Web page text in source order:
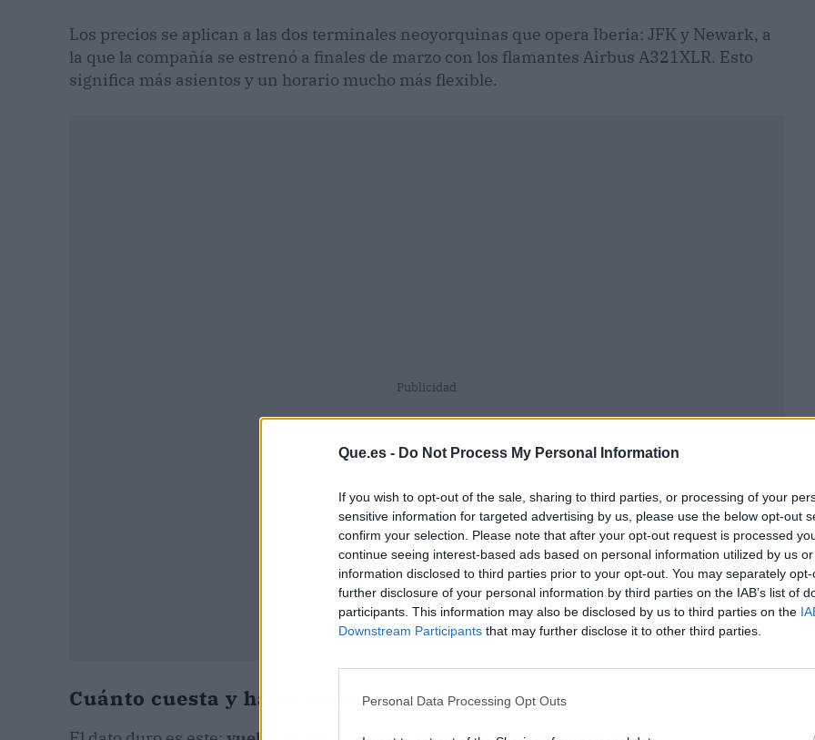
Que.es - Do Not Process My Personal Information
If you wish to opt-out of the sale, sharing to third parties, or processing of your
sensitive information for targeted advertising by us, please use the below opt-out
confirm your selection. Please note that after your opt-out request is processed
continue seeing interest-based ads based on personal information utilized by us
information disclosed to third parties prior to your opt-out. You may separately
further disclosure of your personal information by third parties on the IAB’s list of
participants. This information may also be disclosed by us to third parties on the
Downstream Participants that may further disclose it to other third parties.
Personal Data Processing Opt Outs
Los precios se aplican a las dos terminales neoyorquinas que opera Iberia: JFK y Newark, a
la que la compañía se estrenó a finales de marzo con los flamantes Airbus A321XLR. Esto
significa más asientos y un horario mucho más flexible.
Publicidad
Cuánto cuesta y hasta cuándo puedes reservar